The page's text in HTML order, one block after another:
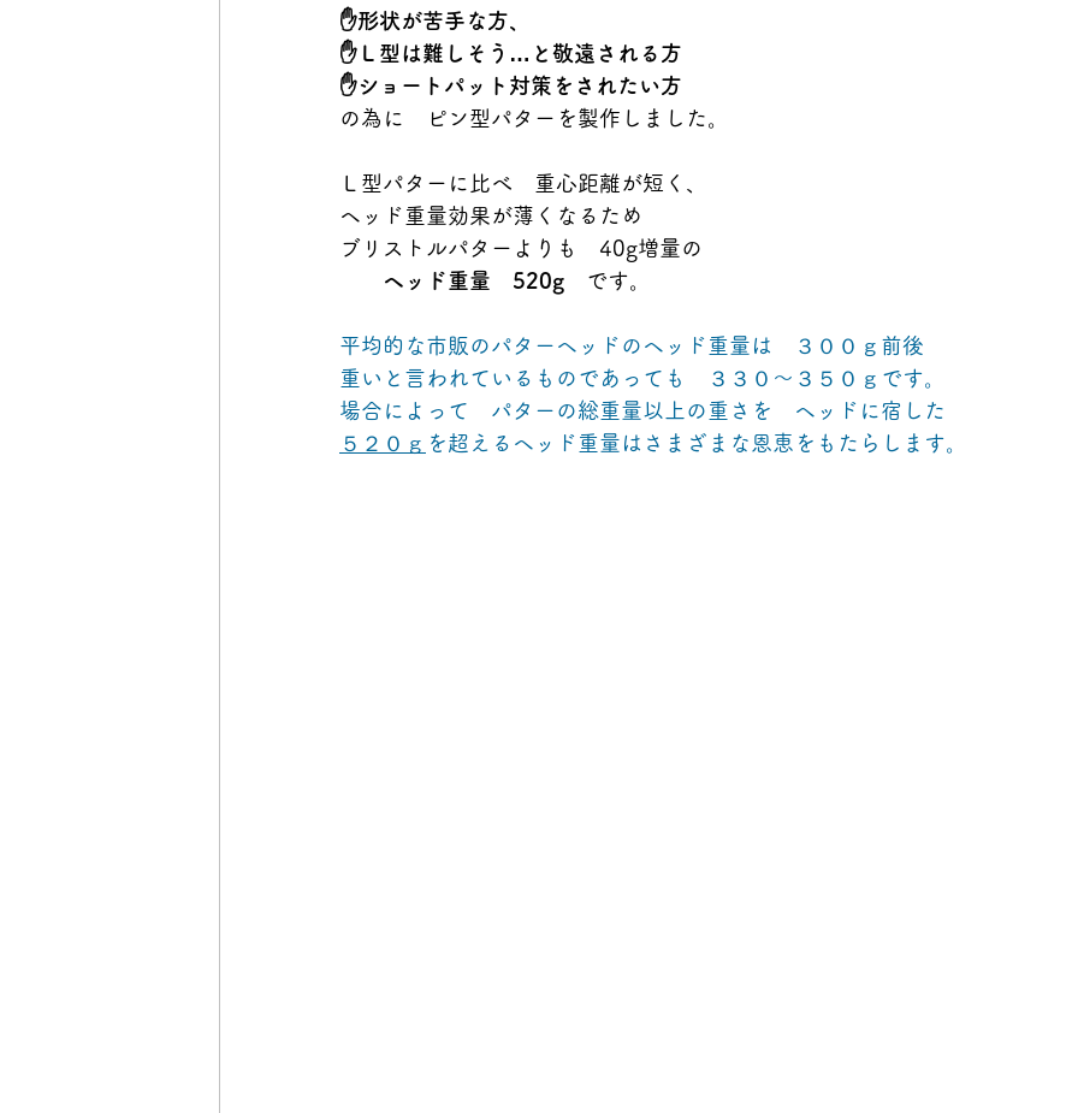
✋形状が苦手な方、
✋Ｌ型は難しそう…と敬遠される方
✋ショートパット対策をされたい方
の為に　ピン型パターを製作しました。
Ｌ型パターに比べ　重心距離が短く、
ヘッド重量効果が薄くなるため
ブリストルパターよりも　40g増量の
ヘッド重量　520g です。
平均的な市販のパターヘッドのヘッド重量は　３００ｇ前後
重いと言われているものであっても　３３０～３５０ｇです。
場合によって　パターの総重量以上の重さを　ヘッドに宿した
５２０ｇ を超えるヘッド重量はさまざまな恩恵をもたらします。